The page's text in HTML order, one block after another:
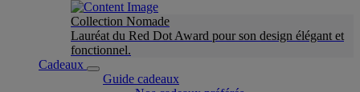
Collection Nomade
Lauréat du Red Dot Award pour son design élégant et
fonctionnel.
Cadeaux
Guide cadeaux